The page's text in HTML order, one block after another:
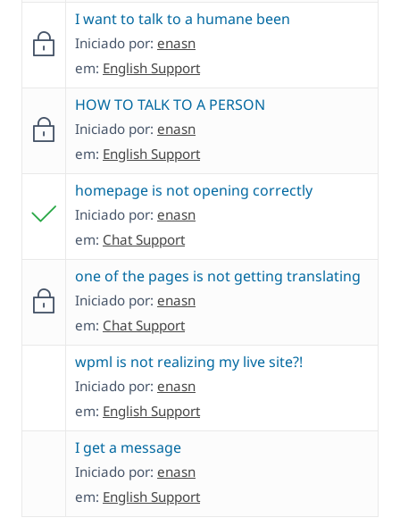
I want to talk to a humane been
Iniciado por: enasn
em: English Support
HOW TO TALK TO A PERSON
Iniciado por: enasn
em: English Support
homepage is not opening correctly
Iniciado por: enasn
em: Chat Support
one of the pages is not getting translating
Iniciado por: enasn
em: Chat Support
wpml is not realizing my live site?!
Iniciado por: enasn
em: English Support
I get a message
Iniciado por: enasn
em: English Support